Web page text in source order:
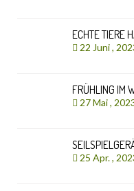
ECHTE TIERE
22 Juni ,
FRÜHLING IM
27 Mai ,
25 Apr. ,